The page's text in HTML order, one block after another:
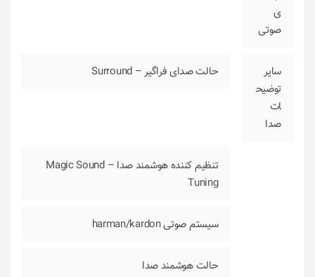
ی
صوتی
سایر
توضیح
ات
صدا
حالت صدای فراگیر – Surround
تنظیم کننده هوشمند صدا – Magic Sound
Tuning
سیستم صوتی harman/kardon
حالت هوشمند صدا